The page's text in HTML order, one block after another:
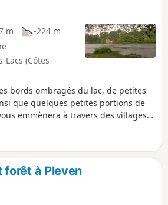
m
-224 m
Lacs (Côtes-
bords ombragés du lac, de petites
que quelques petites portions de
emmènera à travers des villages
vous pourrez parcourir les rues
longeant le cours d'eau le long
été restaurés.
forêt à Pleven